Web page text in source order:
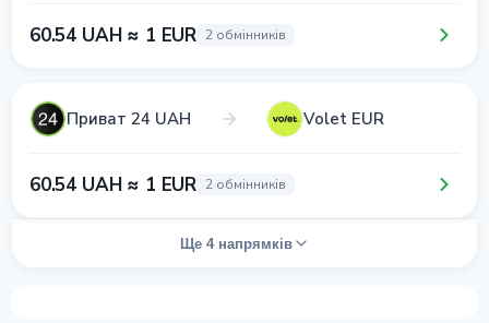
60.54 UAH ≈ 1 EUR 2 обмінників
Приват 24 UAH Volet EUR
60.54 UAH ≈ 1 EUR 2 обмінників
Ще 4 напрямків